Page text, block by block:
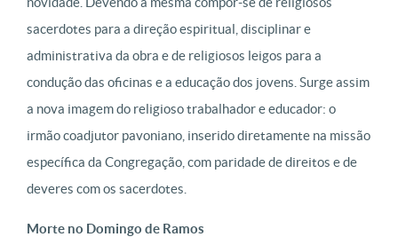
sacerdotes para a direção espiritual, disciplinar e
administrativa da obra e de religiosos leigos para a
condução das oficinas e a educação dos jovens. Surge assim
a nova imagem do religioso trabalhador e educador: o
irmão coadjutor pavoniano, inserido diretamente na missão
específica da Congregação, com paridade de direitos e de
deveres com os sacerdotes.
Morte no Domingo de Ramos